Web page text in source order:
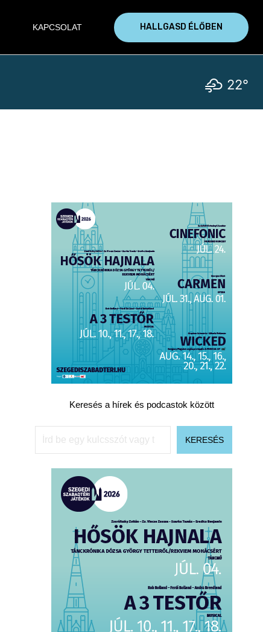
KAPCSOLAT HALLGASD ÉLŐBEN
22°
Keresés a hírek és podcastok között
Keresés
KERESÉS